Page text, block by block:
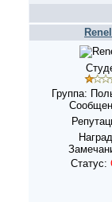
Группа:
Статус: